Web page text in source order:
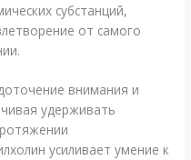
субстанций,
от самого
внимания и
удерживать
усиливает умение к